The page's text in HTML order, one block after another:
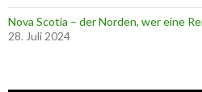
Nova Scotia – der Norden, wer eine
28. Juli 2024